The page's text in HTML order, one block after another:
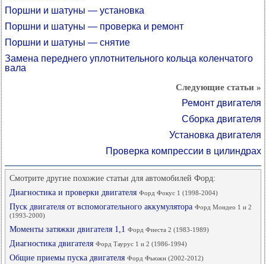
Поршни и шатуны — установка
Поршни и шатуны — проверка и ремонт
Поршни и шатуны — снятие
Замена переднего уплотнительного кольца коленчатого
вала
Следующие статьи »
Ремонт двигателя
Сборка двигателя
Установка двигателя
Проверка компрессии в цилиндрах
Смотрите другие похожие статьи для автомобилей Форд:
Диагностика и проверки двигателя Форд Фокус 1 (1998-2004)
Пуск двигателя от вспомогательного аккумулятора Форд Мондео 1 и 2
(1993-2000)
Моменты затяжки двигателя 1,1 Форд Фиеста 2 (1983-1989)
Диагностика двигателя Форд Таурус 1 и 2 (1986-1994)
Общие приемы пуска двигателя Форд Фьюжн (2002-2012)